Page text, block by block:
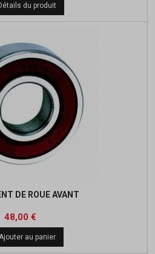
base
du produit
DE ROUE AVANT
Prix
48,00 €
base
Ajouter au panier